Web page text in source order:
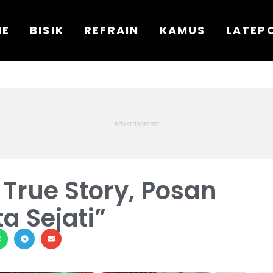
BISIK REFRAIN KAMUS
Story, Posan
Sejati”